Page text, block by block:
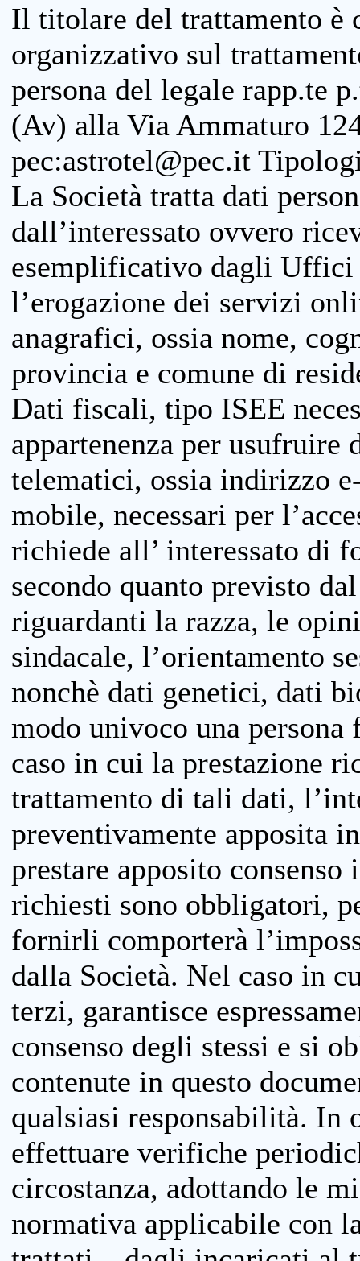
Il titolare del trattamento è
organizzativo sul
persona del legale rapp.te
(Av) alla Via Ammaturo
pec:astrotel@pec.it
La Società tratta dati
dall’interessato ovvero
esemplificativo dagli
l’erogazione dei servizi
anagrafici, ossia nome,
provincia e comune di
Dati fiscali, tipo ISEE
appartenenza per
telematici, ossia indirizzo
mobile, necessari per
richiede all’ interessato di
secondo quanto previsto
riguardanti la razza, le
sindacale, l’orientamento
nonchè dati genetici, dati
modo univoco una
caso in cui la prestazione
trattamento di tali dati,
preventivamente apposita
prestare apposito
richiesti sono obbligatori,
fornirli comporterà
dalla Società. Nel caso in
terzi, garantisce
consenso degli stessi e si
contenute in questo
qualsiasi responsabilità. In
effettuare verifiche
circostanza, adottando le
normativa applicabile con